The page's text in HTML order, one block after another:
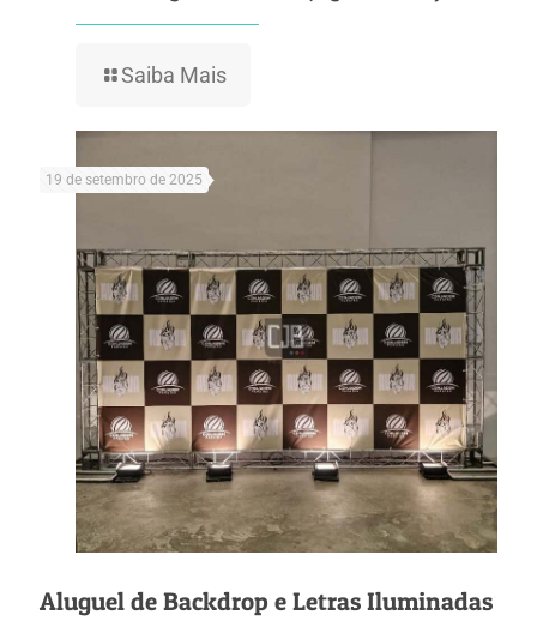
Saiba Mais
19 de setembro de 2025
Aluguel de Backdrop e Letras Iluminadas